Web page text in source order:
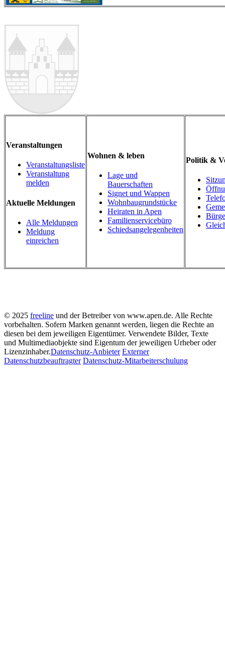
Veranstaltungen
Veranstaltungsliste
Veranstaltung
melden
Aktuelle Meldungen
Alle Meldungen
Meldung
einreichen
Wohnen & leben
Lage und
Bauerschaften
Signet und Wappen
Wohnbaugrundstücke
Heiraten in Apen
Familienservicebüro
Schiedsangelegenheiten
Politik &
© 2025 freeline und der Betreiber von www.apen.de. Alle Rechte
vorbehalten. Sofern Marken genannt werden, liegen die Rechte an
diesen bei dem jeweiligen Eigentümer. Verwendete Bilder, Texte
und Multimediaobjekte sind Eigentum der jeweiligen Urheber oder
Lizenzinhaber.Datenschutz-Anbieter Externer
Datenschutzbeauftragter Datenschutz-Mitarbeiterschulung